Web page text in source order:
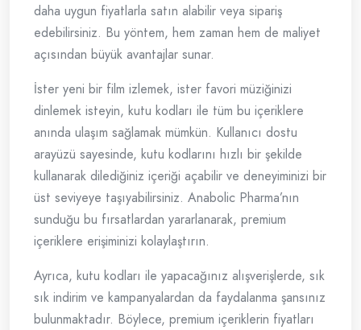
daha uygun fiyatlarla satın alabilir veya sipariş
edebilirsiniz. Bu yöntem, hem zaman hem de maliyet
açısından büyük avantajlar sunar.
İster yeni bir film izlemek, ister favori müziğinizi
dinlemek isteyin, kutu kodları ile tüm bu içeriklere
anında ulaşım sağlamak mümkün. Kullanıcı dostu
arayüzü sayesinde, kutu kodlarını hızlı bir şekilde
kullanarak dilediğiniz içeriği açabilir ve deneyiminizi bir
üst seviyeye taşıyabilirsiniz. Anabolic Pharma’nın
sunduğu bu fırsatlardan yararlanarak, premium
içeriklere erişiminizi kolaylaştırın.
Ayrıca, kutu kodları ile yapacağınız alışverişlerde, sık
sık indirim ve kampanyalardan da faydalanma şansınız
bulunmaktadır. Böylece, premium içeriklerin fiyatları